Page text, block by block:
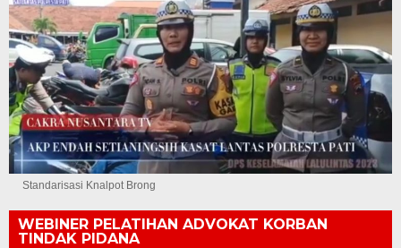
Standarisasi Knalpot Brong
WEBINER PELATIHAN ADVOKAT KORBAN
TINDAK PIDANA